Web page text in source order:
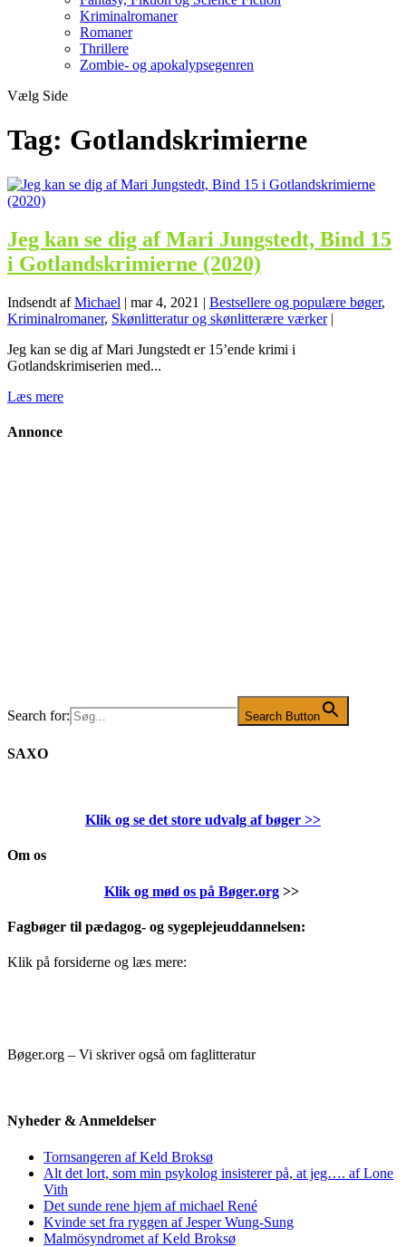
Kriminalromaner
Romaner
Thrillere
Zombie- og apokalypsegenren
Vælg Side
Tag: Gotlandskrimierne
Jeg kan se dig af Mari Jungstedt, Bind 15
i Gotlandskrimierne (2020)
Indsendt afMichael | mar 4, 2021 | Bestsellere og populære bøger,
Kriminalromaner, Skønlitteratur og skønlitterære værker|
Jeg kan se dig af Mari Jungstedt er 15’ende krimi i
Gotlandskrimiserien med...
Læs mere
Annonce
Search for: Search Button
SAXO
Klik og se det store udvalg af bøger >>
Om os
Klik og mød os på Bøger.org>>
Fagbøger til pædagog- og sygeplejeuddannelsen:
Klik på forsiderne og læs mere:
Bøger.org – Vi skriver også om faglitteratur
Nyheder & Anmeldelser
Tornsangeren af Keld Broksø
Alt det lort, som min psykolog insisterer på, at jeg…. af Lone
Vith
Det sunde rene hjem af michael René
Kvinde set fra ryggen af Jesper Wung-Sung
Malmösyndromet af Keld Broksø